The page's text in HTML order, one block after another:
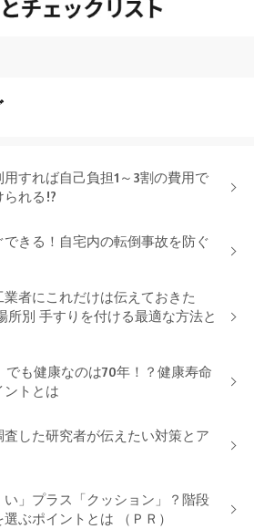
すれば自己負担1～3割の費用で
れる!?
できる！自宅内の転倒事故を防ぐ
業者にこれだけは伝えておきた
所別 手すりを付ける最適な方法と
でも健康なのは70年！？健康寿命
ントとは
した研究者が伝えたい対策とア
い」プラス「クッション」？階段
ぶポイントとは （ＰＲ）